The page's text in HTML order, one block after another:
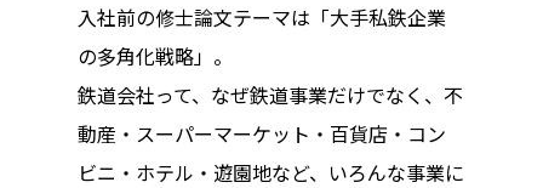
入社前の修士論文テーマは「大手私鉄企業
の多角化戦略」。
鉄道会社って、なぜ鉄道事業だけでなく、不
動産・スーパーマーケット・百貨店・コン
ビニ・ホテル・遊園地など、いろんな事業に